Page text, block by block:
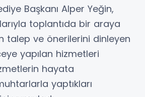
Başkanı Alper Yeğin,
toplantıda bir araya
talep ve önerilerini dinleyen
yapılan hizmetleri
hayata
yaptıkları